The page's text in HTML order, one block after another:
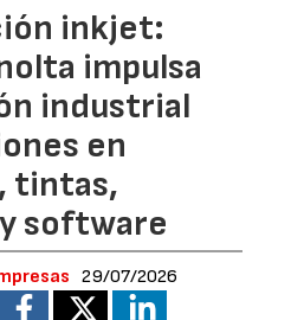
inkjet:
impulsa
industrial
en
tintas,
software
29/07/2026